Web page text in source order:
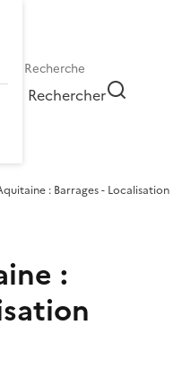
Rechercher
: Barrages - Localisation
: